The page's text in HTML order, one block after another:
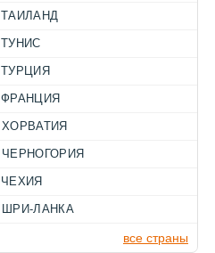
ТАИЛАНД
ТУНИС
ТУРЦИЯ
ФРАНЦИЯ
ХОРВАТИЯ
ЧЕРНОГОРИЯ
ЧЕХИЯ
ШРИ-ЛАНКА
все страны